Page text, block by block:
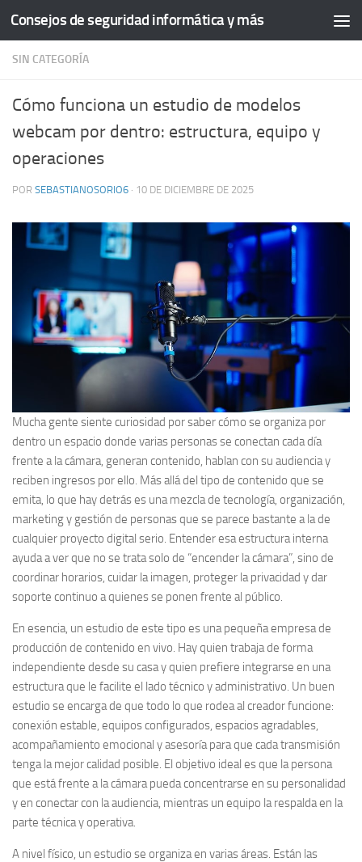
Saltar al contenido
Consejos de seguridad informática y más
SIN CATEGORÍA
Cómo funciona un estudio de modelos
webcam por dentro: estructura, equipo y
operaciones
POR SEBASTIANOSORIO6 · 10 DE DICIEMBRE DE 2025
Mucha gente siente curiosidad por saber cómo se organiza por
dentro un espacio donde varias personas se conectan cada día
frente a la cámara, generan contenido, hablan con su audiencia y
reciben ingresos por ello. Más allá del tipo de contenido que se
emita, lo que hay detrás es una mezcla de tecnología, organización,
marketing y gestión de personas que se parece bastante a la de
cualquier proyecto digital serio. Entender esa estructura interna
ayuda a ver que no se trata solo de “encender la cámara”, sino de
coordinar horarios, cuidar la imagen, proteger la privacidad y dar
soporte continuo a quienes se ponen frente al público.
En esencia, un estudio de este tipo es una pequeña empresa de
producción de contenido en vivo. Hay quien trabaja de forma
independiente desde su casa y quien prefiere integrarse en una
estructura que le facilite el lado técnico y administrativo. Un buen
estudio se encarga de que todo lo que rodea al creador funcione:
conexión estable, equipos configurados, espacios agradables,
acompañamiento emocional y asesoría para que cada transmisión
tenga la mejor calidad posible. El objetivo ideal es que la persona
que está frente a la cámara pueda concentrarse en su personalidad
y en conectar con la audiencia, mientras un equipo la respalda en la
parte técnica y operativa.
A nivel físico, un estudio se organiza en varias áreas. Están las